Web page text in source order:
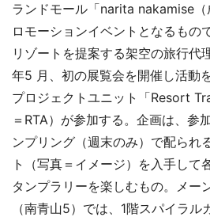
ランドモール「narita nakamise
ロモーションイベントとなるもの
リゾートを提案する架空の旅行代
年5 月、初の展覧会を開催し活動
プロジェクトユニット「Resort
＝RTA）が参加する。企画は、参
ンプリング（週末のみ）で配られ
ト（写真＝イメージ）を入手して
タンプラリーを楽しむもの。メー
（南青山5）では、1階スパイラ